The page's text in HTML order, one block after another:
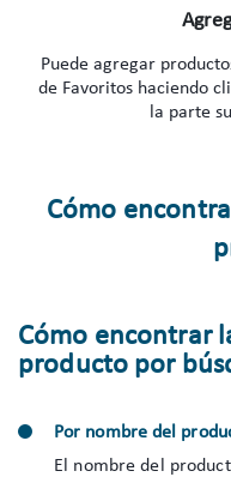
Puede agregar
de Favoritos haciendo
la parte
Cómo
Cómo encontrar
producto por
Por nombre del
El nombre del